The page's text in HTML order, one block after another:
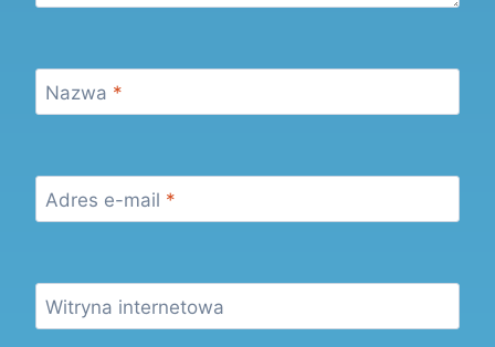
Nazwa *
Adres e-mail *
Witryna internetowa